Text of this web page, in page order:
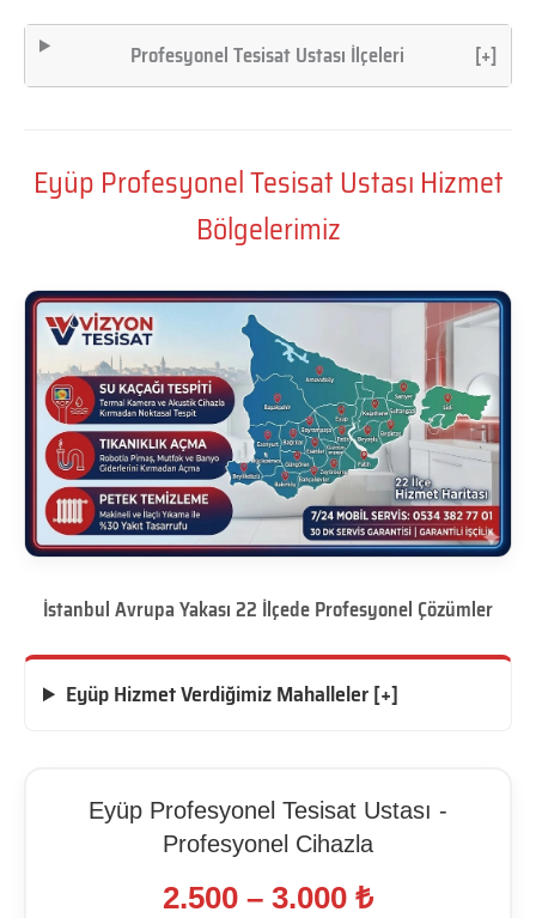
Profesyonel Tesisat Ustası İlçeleri [+]
Eyüp Profesyonel Tesisat Ustası Hizmet
Bölgelerimiz
İstanbul Avrupa Yakası 22 İlçede Profesyonel Çözümler
Eyüp Hizmet Verdiğimiz Mahalleler [+]
Eyüp Profesyonel Tesisat Ustası -
Profesyonel Cihazla
2.500 – 3.000 ₺